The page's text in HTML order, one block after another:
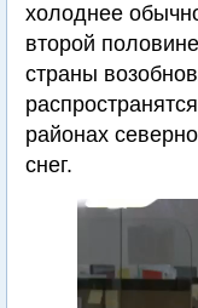
холоднее
второй
страны
районах
снег.